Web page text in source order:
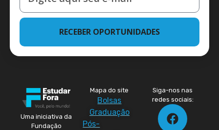
RECEBER OPORTUNIDADES
Uma iniciativa da
Fundação
Mapa do site
Bolsas
Graduação
Pós-
Siga-nos nas
redes sociais: